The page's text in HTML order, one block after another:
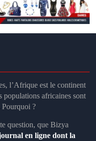
l’Afrique est lecontinent
populations africaines sont
Pourquoi ?
question, que Bizya
en ligne dont la